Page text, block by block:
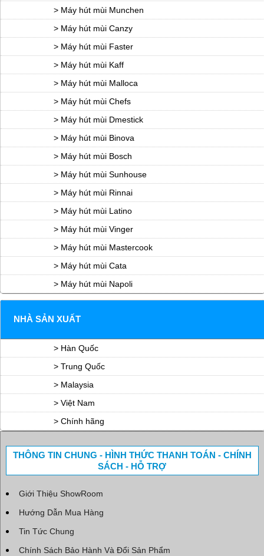
> Máy hút mùi Munchen
> Máy hút mùi Canzy
> Máy hút mùi Faster
> Máy hút mùi Kaff
> Máy hút mùi Malloca
> Máy hút mùi Chefs
> Máy hút mùi Dmestick
> Máy hút mùi Binova
> Máy hút mùi Bosch
> Máy hút mùi Sunhouse
> Máy hút mùi Rinnai
> Máy hút mùi Latino
> Máy hút mùi Vinger
> Máy hút mùi Mastercook
> Máy hút mùi Cata
> Máy hút mùi Napoli
NHÀ SẢN XUẤT
> Hàn Quốc
> Trung Quốc
> Malaysia
> Việt Nam
> Chính hãng
THÔNG TIN CHUNG - HÌNH THỨC THANH TOÁN - CHÍNH
SÁCH - HỖ TRỢ
Giới Thiệu ShowRoom
Hướng Dẫn Mua Hàng
Tin Tức Chung
Chính Sách Bảo Hành Và Đổi Sản Phẩm